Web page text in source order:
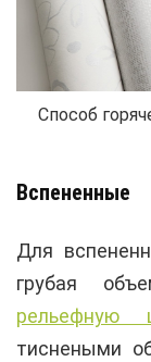
Способ
Вспененные
Для
грубая
рельефную
тиснеными